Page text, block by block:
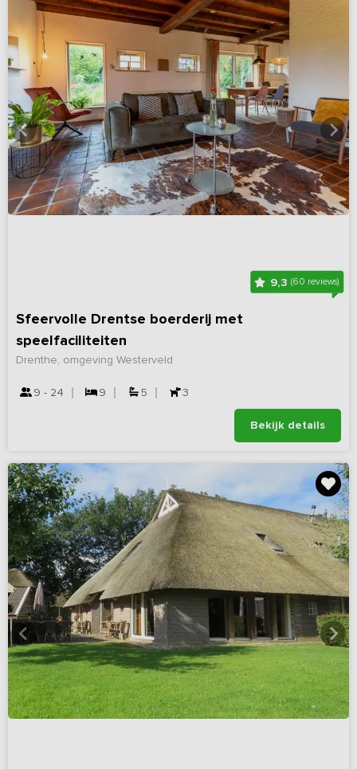
9,3 (60 reviews)
Sfeervolle Drentse boerderij met
speelfaciliteiten
Drenthe, omgeving Westerveld
9 - 24 9 5 3
Bekijk details